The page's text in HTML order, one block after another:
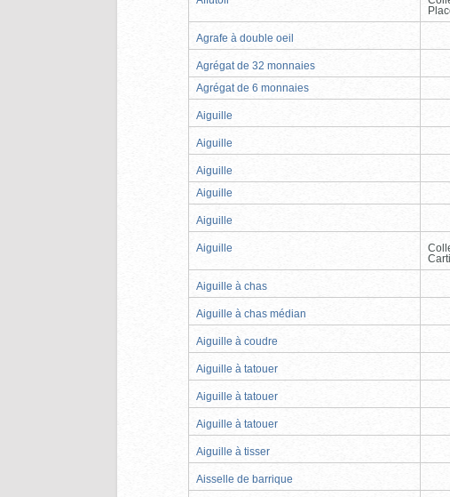
Agrafe à double oeil
Agrégat de 32 monnaies
Agrégat de 6 monnaies
Aiguille
Aiguille
Aiguille
Aiguille
Aiguille
Aiguille
Aiguille à chas
Aiguille à chas médian
Aiguille à coudre
Aiguille à tatouer
Aiguille à tatouer
Aiguille à tatouer
Aiguille à tisser
Aisselle de barrique